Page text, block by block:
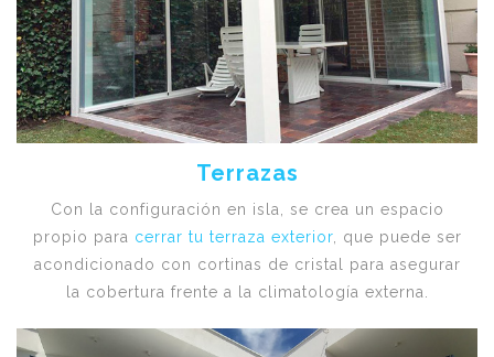
Terrazas
Con la configuración en isla, se crea un espacio
propio para cerrar tu terraza exterior, que puede ser
acondicionado con cortinas de cristal para asegurar
la cobertura frente a la climatología externa.